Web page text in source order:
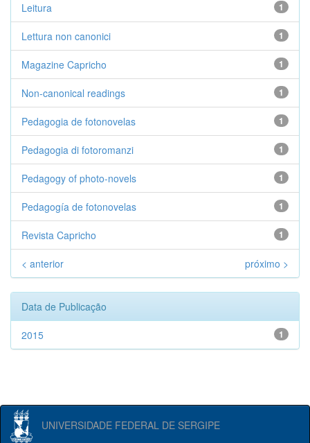
1
Leitura
1
Lettura non canonici
1
Magazine Capricho
1
Non-canonical readings
1
Pedagogia de fotonovelas
1
Pedagogia di fotoromanzi
1
Pedagogy of photo-novels
1
Pedagogía de fotonovelas
1
Revista Capricho
< anterior próximo >
Data de Publicação
1
2015
UNIVERSIDADE FEDERAL DE SERGIPE